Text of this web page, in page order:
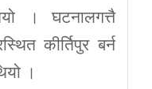
। घटनालगत्तै
कीर्तिपुर बर्न
।